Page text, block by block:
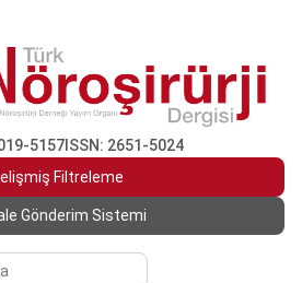
5157 ISSN: 2651-5024
Filtreleme
Gönderim Sistemi